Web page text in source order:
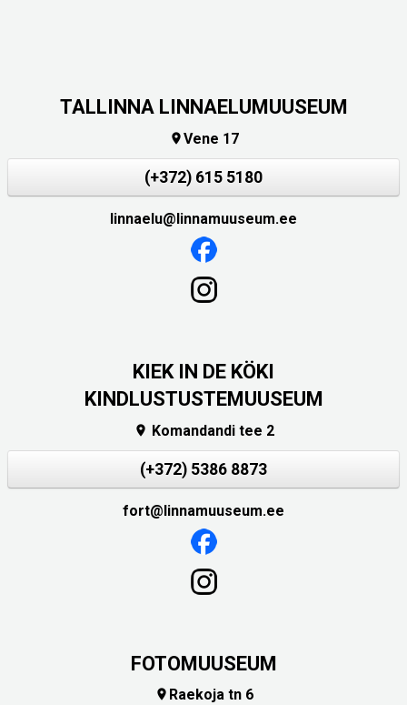
TALLINNA LINNAELUMUUSEUM
Vene 17
(+372) 615 5180
linnaelu@linnamuuseum.ee
KIEK IN DE KÖKI
KINDLUSTUSTEMUUSEUM
 Komandandi tee 2
(+372) 5386 8873
fort@linnamuuseum.ee
FOTOMUUSEUM
 Raekoja tn 6